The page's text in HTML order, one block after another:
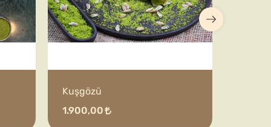
Kuşgözü
1.900,00